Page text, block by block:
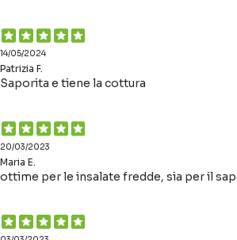
14/05/2024
Patrizia F.
Saporita e tiene la cottura
20/03/2023
Maria E.
ottime per le insalate fredde, sia per il